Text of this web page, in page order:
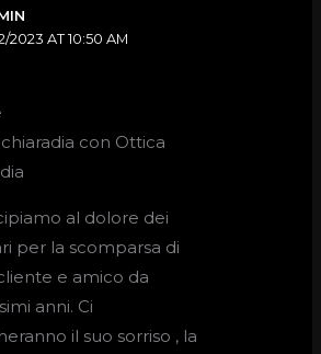
2023 AT 10:50 AM
con Ottica
al dolore dei
per la scomparsa di
e amico da
anni. Ci
il suo sorriso , la